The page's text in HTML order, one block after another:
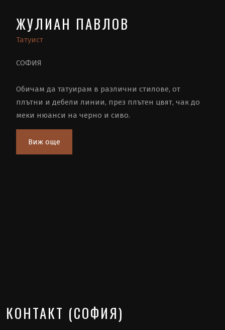
ЖУЛИАН ПАВЛОВ
Татуист
СОФИЯ
Обичам да татуирам в различни стилове, от
плътни и дебели линии, през плътен цвят, чак до
меки нюанси на черно и сиво.
Виж още
КОНТАКТ (СОФИЯ)